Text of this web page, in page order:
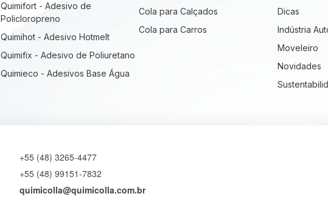
Quimifort - Adesivo de
Policloropreno
Quimihot - Adesivo Hotmelt
Quimifix - Adesivo de Poliuretano
Quimieco - Adesivos Base Água
Cola para Calçados
Cola para Carros
Dicas
Indústria
Moveleiro
Novidades
+55 (48) 3265-4477
+55 (48) 99151-7832
quimicolla@quimicolla.com.br